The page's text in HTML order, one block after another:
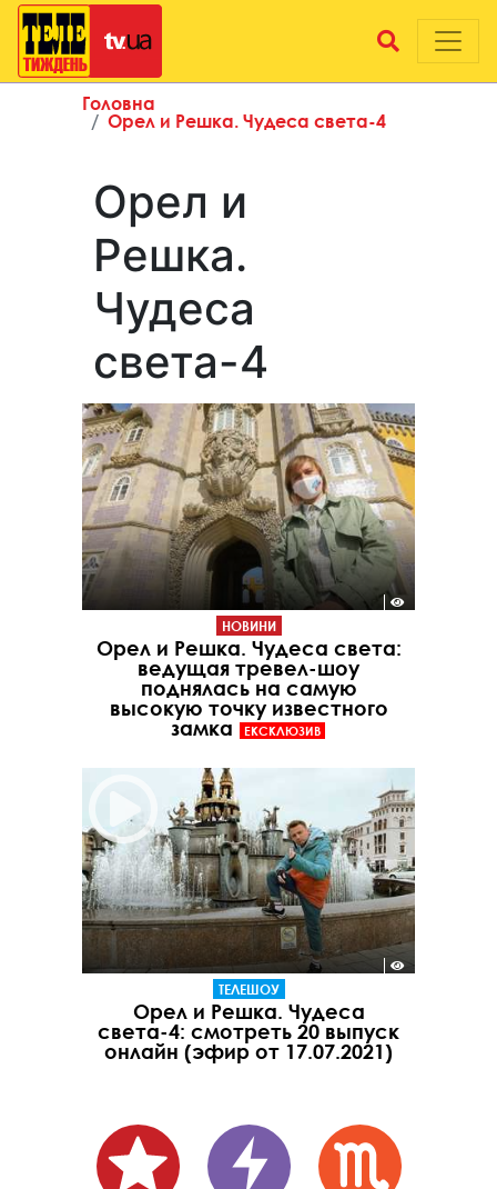
Головна
Орел и Решка. Чудеса света-4
Орел и
Решка.
Чудеса
света-4
НОВИНИ
Орел и Решка. Чудеса света:
ведущая тревел-шоу
поднялась на самую
высокую точку известного
замка
ЕКСКЛЮЗИВ
ТЕЛЕШОУ
Орел и Решка. Чудеса
света-4: смотреть 20 выпуск
онлайн (эфир от 17.07.2021)